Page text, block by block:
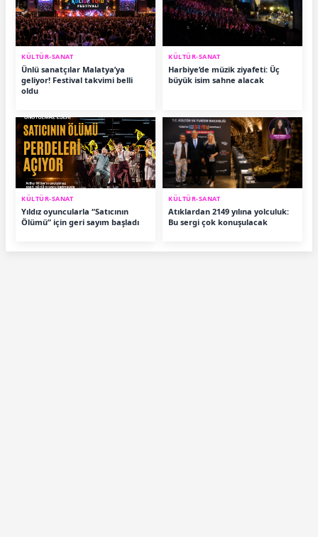
KÜLTÜR-SANAT
Ünlü sanatçılar Malatya’ya
geliyor! Festival takvimi belli
oldu
KÜLTÜR-SANAT
Harbiye’de müzik ziyafeti: Üç
büyük isim sahne alacak
KÜLTÜR-SANAT
Yıldız oyuncularla “Satıcının
Ölümü” için geri sayım başladı
KÜLTÜR-SANAT
Atıklardan 2149 yılına yolculuk:
Bu sergi çok konuşulacak